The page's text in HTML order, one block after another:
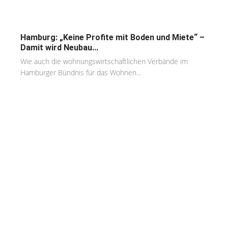
Hamburg: „Keine Profite mit Boden und Miete“ –
Damit wird Neubau...
Wie auch die wohnungswirtschaftlichen Verbände im
Hamburger Bündnis für das Wohnen...